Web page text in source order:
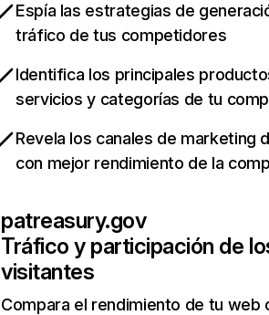
Espía las estrategias de
tráfico de tus competidores
Identifica los principales
servicios y categorías de tu
Revela los canales de marketing
con mejor rendimiento de la
patreasury.gov
Tráfico y participación de
visitantes
Compara el rendimiento de tu web